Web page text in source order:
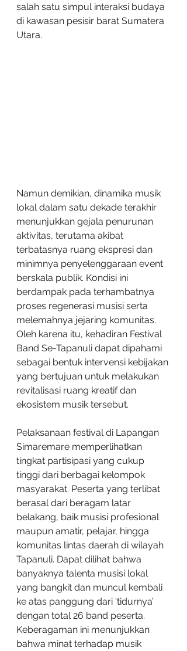
salah satu simpul interaksi budaya
di kawasan pesisir barat Sumatera
Utara.
Namun demikian, dinamika musik
lokal dalam satu dekade terakhir
menunjukkan gejala penurunan
aktivitas, terutama akibat
terbatasnya ruang ekspresi dan
minimnya penyelenggaraan event
berskala publik. Kondisi ini
berdampak pada terhambatnya
proses regenerasi musisi serta
melemahnya jejaring komunitas.
Oleh karena itu, kehadiran Festival
Band Se-Tapanuli dapat dipahami
sebagai bentuk intervensi kebijakan
yang bertujuan untuk melakukan
revitalisasi ruang kreatif dan
ekosistem musik tersebut.
Pelaksanaan festival di Lapangan
Simaremare memperlihatkan
tingkat partisipasi yang cukup
tinggi dari berbagai kelompok
masyarakat. Peserta yang terlibat
berasal dari beragam latar
belakang, baik musisi profesional
maupun amatir, pelajar, hingga
komunitas lintas daerah di wilayah
Tapanuli. Dapat dilihat bahwa
banyaknya talenta musisi lokal
yang bangkit dan muncul kembali
ke atas panggung dari ‘tidurnya’
dengan total 26 band peserta.
Keberagaman ini menunjukkan
bahwa minat terhadap musik